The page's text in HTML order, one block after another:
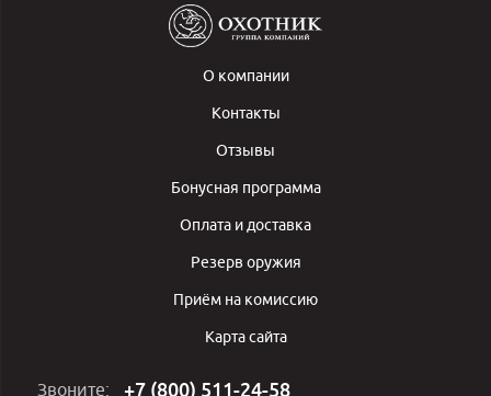
О компании
Контакты
Отзывы
Бонусная программа
Оплата и доставка
Резерв оружия
Приём на комиссию
Карта сайта
Звоните: +7 (800) 511-24-58